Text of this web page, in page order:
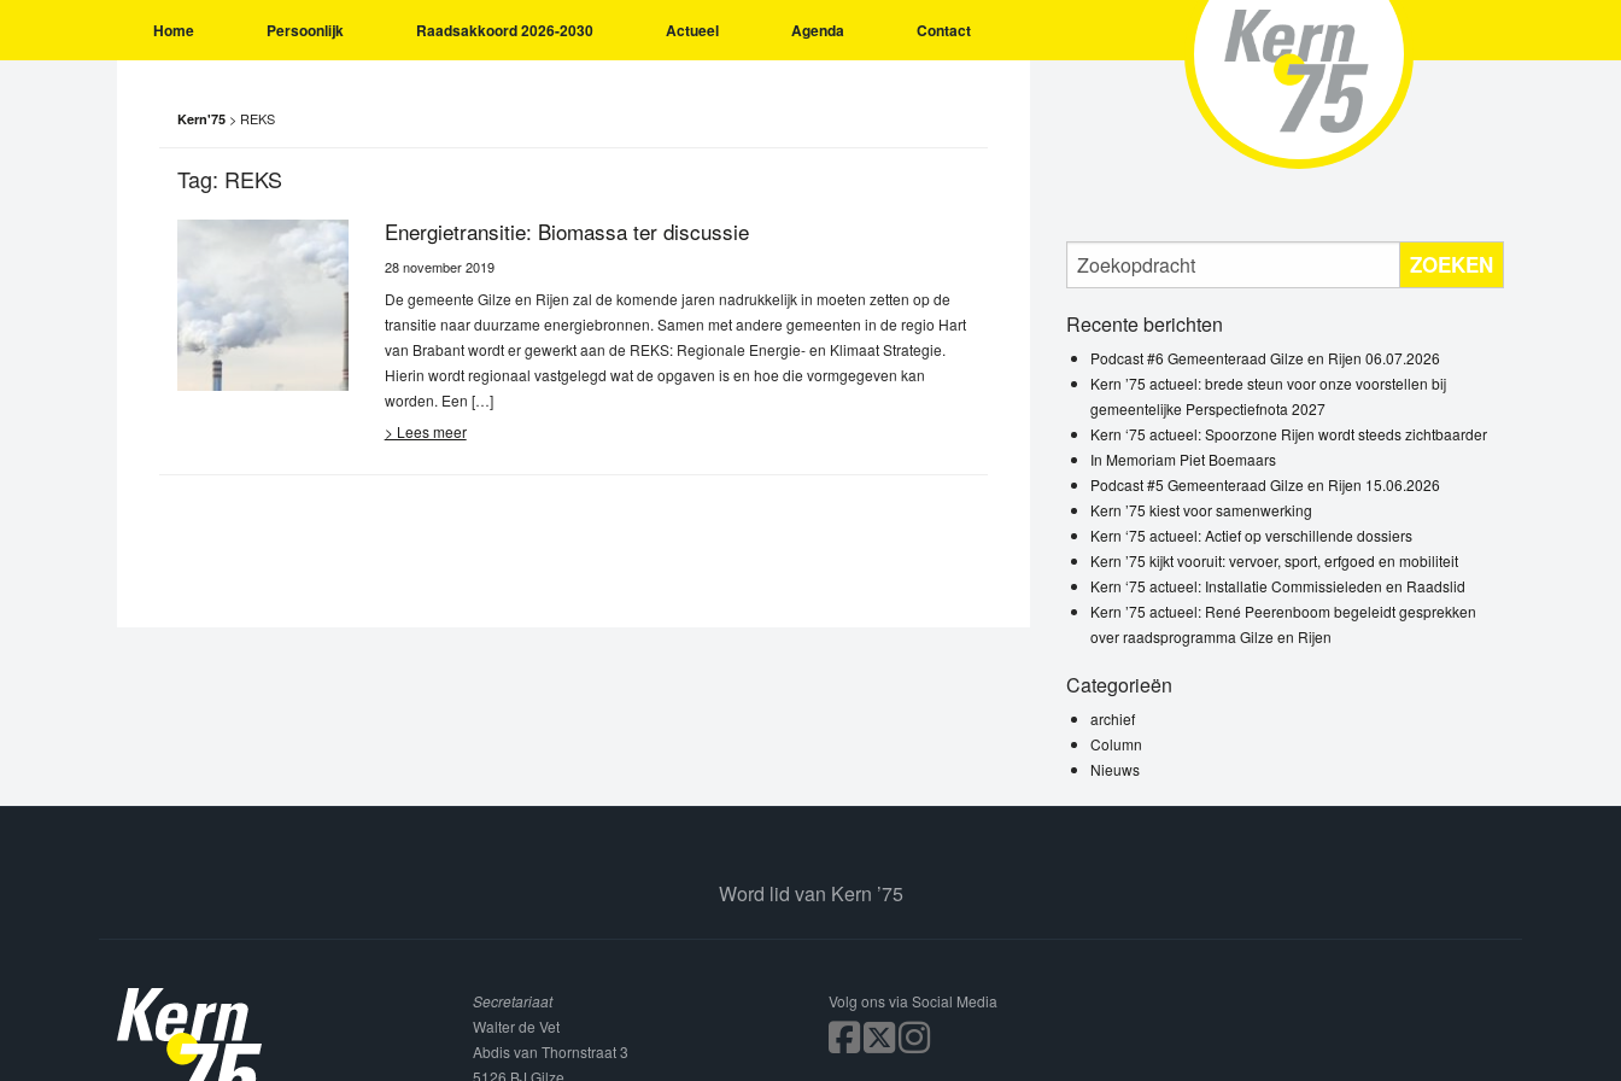
Home Persoonlijk Raadsakkoord 2026-2030 Actueel Agenda Contact
Kern'75 > REKS
Tag: REKS
Energietransitie: Biomassa ter discussie
28 november 2019
De gemeente Gilze en Rijen zal de komende jaren nadrukkelijk in moeten zetten op de
transitie naar duurzame energiebronnen. Samen met andere gemeenten in de regio Hart
van Brabant wordt er gewerkt aan de REKS: Regionale Energie- en Klimaat Strategie.
Hierin wordt regionaal vastgelegd wat de opgaven is en hoe die vormgegeven kan
worden. Een […]
> Lees meer
ZOEKEN
Recente berichten
Podcast #6 Gemeenteraad Gilze en Rijen 06.07.2026
Kern ’75 actueel: brede steun voor onze voorstellen bij
gemeentelijke Perspectiefnota 2027
Kern ‘75 actueel: Spoorzone Rijen wordt steeds zichtbaarder
In Memoriam Piet Boemaars
Podcast #5 Gemeenteraad Gilze en Rijen 15.06.2026
Kern ’75 kiest voor samenwerking
Kern ‘75 actueel: Actief op verschillende dossiers
Kern ’75 kijkt vooruit: vervoer, sport, erfgoed en mobiliteit
Kern ‘75 actueel: Installatie Commissieleden en Raadslid
Kern ’75 actueel: René Peerenboom begeleidt gesprekken
over raadsprogramma Gilze en Rijen
Categorieën
archief
Column
Nieuws
Word lid van Kern ’75
Secretariaat
Walter de Vet
Abdis van Thornstraat 3
5126 BJ Gilze
Volg ons via Social Media